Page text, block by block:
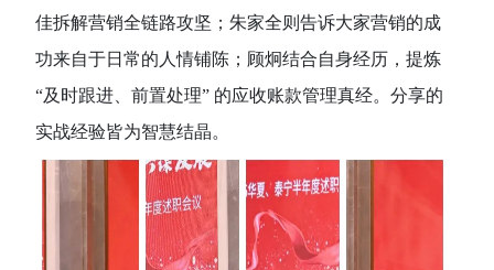
佳拆解营销全链路攻坚；朱家全则告诉大家营销的成
功来自于日常的人情铺陈；顾炯结合自身经历，提炼
“及时跟进、前置处理” 的应收账款管理真经。分享的
实战经验皆为智慧结晶。